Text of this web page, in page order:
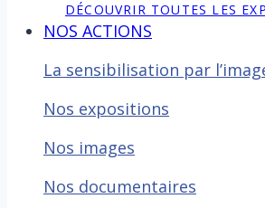
DÉCOUVRIR TOUTES LES
NOS ACTIONS
La sensibilisation par
Nos expositions
Nos images
Nos documentaires